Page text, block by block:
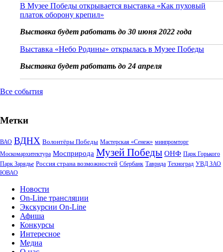
В Музее Победы открывается выставка «Как пуховый
платок оборону крепил»
Выставка будет работать до 30 июня 2022 года
Выставка «Небо Родины» открылась в Музее Победы
Выставка будет работать до 24 апреля
Все события
Метки
ВАО ВДНХ Волонтёры Победы Мастерская «Сенеж» минпромторг
Москомархитектура Мосприрода Музей Победы ОНФ Парк Горького
Парк Зарядье Россия страна возможностей Сбербанк Таврида Техноград УВД ЗАО
ЮВАО
Новости
On-Line трансляции
Экскурсии On-Line
Афиша
Конкурсы
Интересное
Медиа